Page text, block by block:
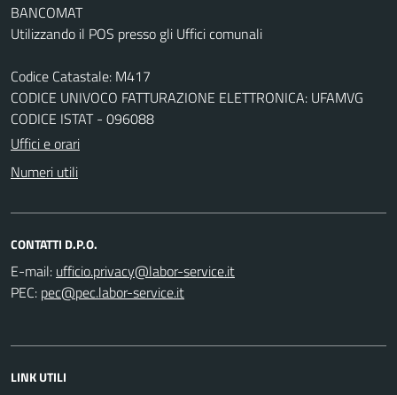
BANCOMAT
Utilizzando il POS presso gli Uffici comunali
Codice Catastale: M417
CODICE UNIVOCO FATTURAZIONE ELETTRONICA: UFAMVG
CODICE ISTAT - 096088
Uffici e orari
Numeri utili
CONTATTI D.P.O.
E-mail:
PEC:
LINK UTILI